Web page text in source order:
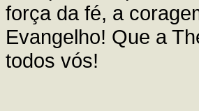
força da fé, a
Evangelho! Que a
todos vós!